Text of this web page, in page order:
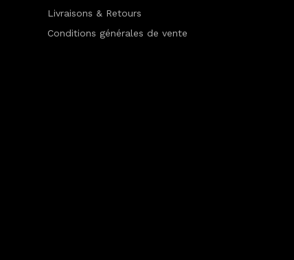
Livraisons & Retours
Conditions générales de vente